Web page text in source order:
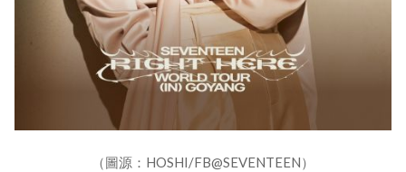
（圖源：HOSHI/FB@SEVENTEEN）